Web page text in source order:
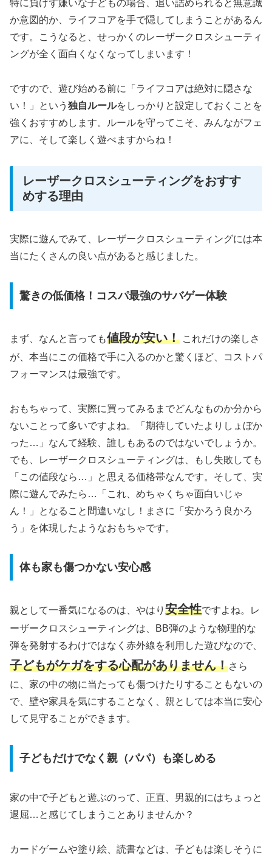
特に負けず嫌いな子どもの場合、追い詰められると無意識
か意図的か、ライフコアを手で隠してしまうことがあるん
です。こうなると、せっかくのレーザークロスシューティ
ングが全く面白くなくなってしまいます！
ですので、遊び始める前に「ライフコアは絶対に隠さな
い！」という 独自ルールをしっかりと設定しておくことを
強くおすすめします。ルールを守ってこそ、みんながフェ
アに、そして楽しく遊べますからね！
レーザークロスシューティングをおすす
めする理由
実際に遊んでみて、レーザークロスシューティングには本
当にたくさんの良い点があると感じました。
驚きの低価格！コスパ最強のサバゲー体験
まず、なんと言っても値段が安い！ これだけの楽しさ
が、本当にこの価格で手に入るのかと驚くほど、コストパ
フォーマンスは最強です。
おもちゃって、実際に買ってみるまでどんなものか分から
ないことって多いですよね。「期待していたよりしょぼか
った…」なんて経験、誰しもあるのではないでしょうか。
でも、レーザークロスシューティングは、もし失敗しても
「この値段なら…」と思える価格帯なんです。そして、実
際に遊んでみたら…「これ、めちゃくちゃ面白いじゃ
ん！」となること間違いなし！まさに「安かろう良かろ
う」を体現したようなおもちゃです。
体も家も傷つかない安心感
親として一番気になるのは、やはり 安全性ですよね。レ
ーザークロスシューティングは、BB弾のような物理的な
弾を発射するわけではなく赤外線を利用した遊びなので、
子どもがケガをする心配がありません！さら
に、家の中の物に当たっても傷つけたりすることもないの
で、壁や家具を気にすることなく、親としては本当に安心
して見守ることができます。
子どもだけでなく親（パパ）も楽しめる
家の中で子どもと遊ぶのって、正直、男親的にはちょっと
退屈…と感じてしまうことありませんか？
カードゲームや塗り絵、読書などは、子どもは楽しそうに